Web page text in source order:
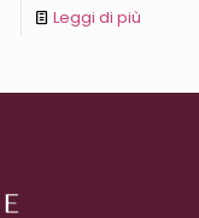
Leggi di più